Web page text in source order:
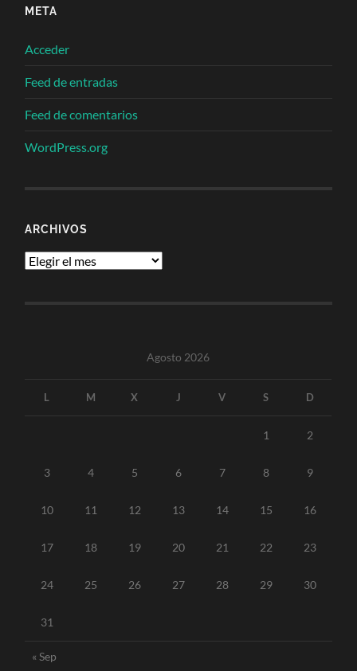
META
Acceder
Feed de entradas
Feed de comentarios
WordPress.org
ARCHIVOS
Archivos
Agosto 2026
L M X J V S D
1 2
3 4 5 6 7 8 9
10 11 12 13 14 15 16
17 18 19 20 21 22 23
24 25 26 27 28 29 30
31
« Sep